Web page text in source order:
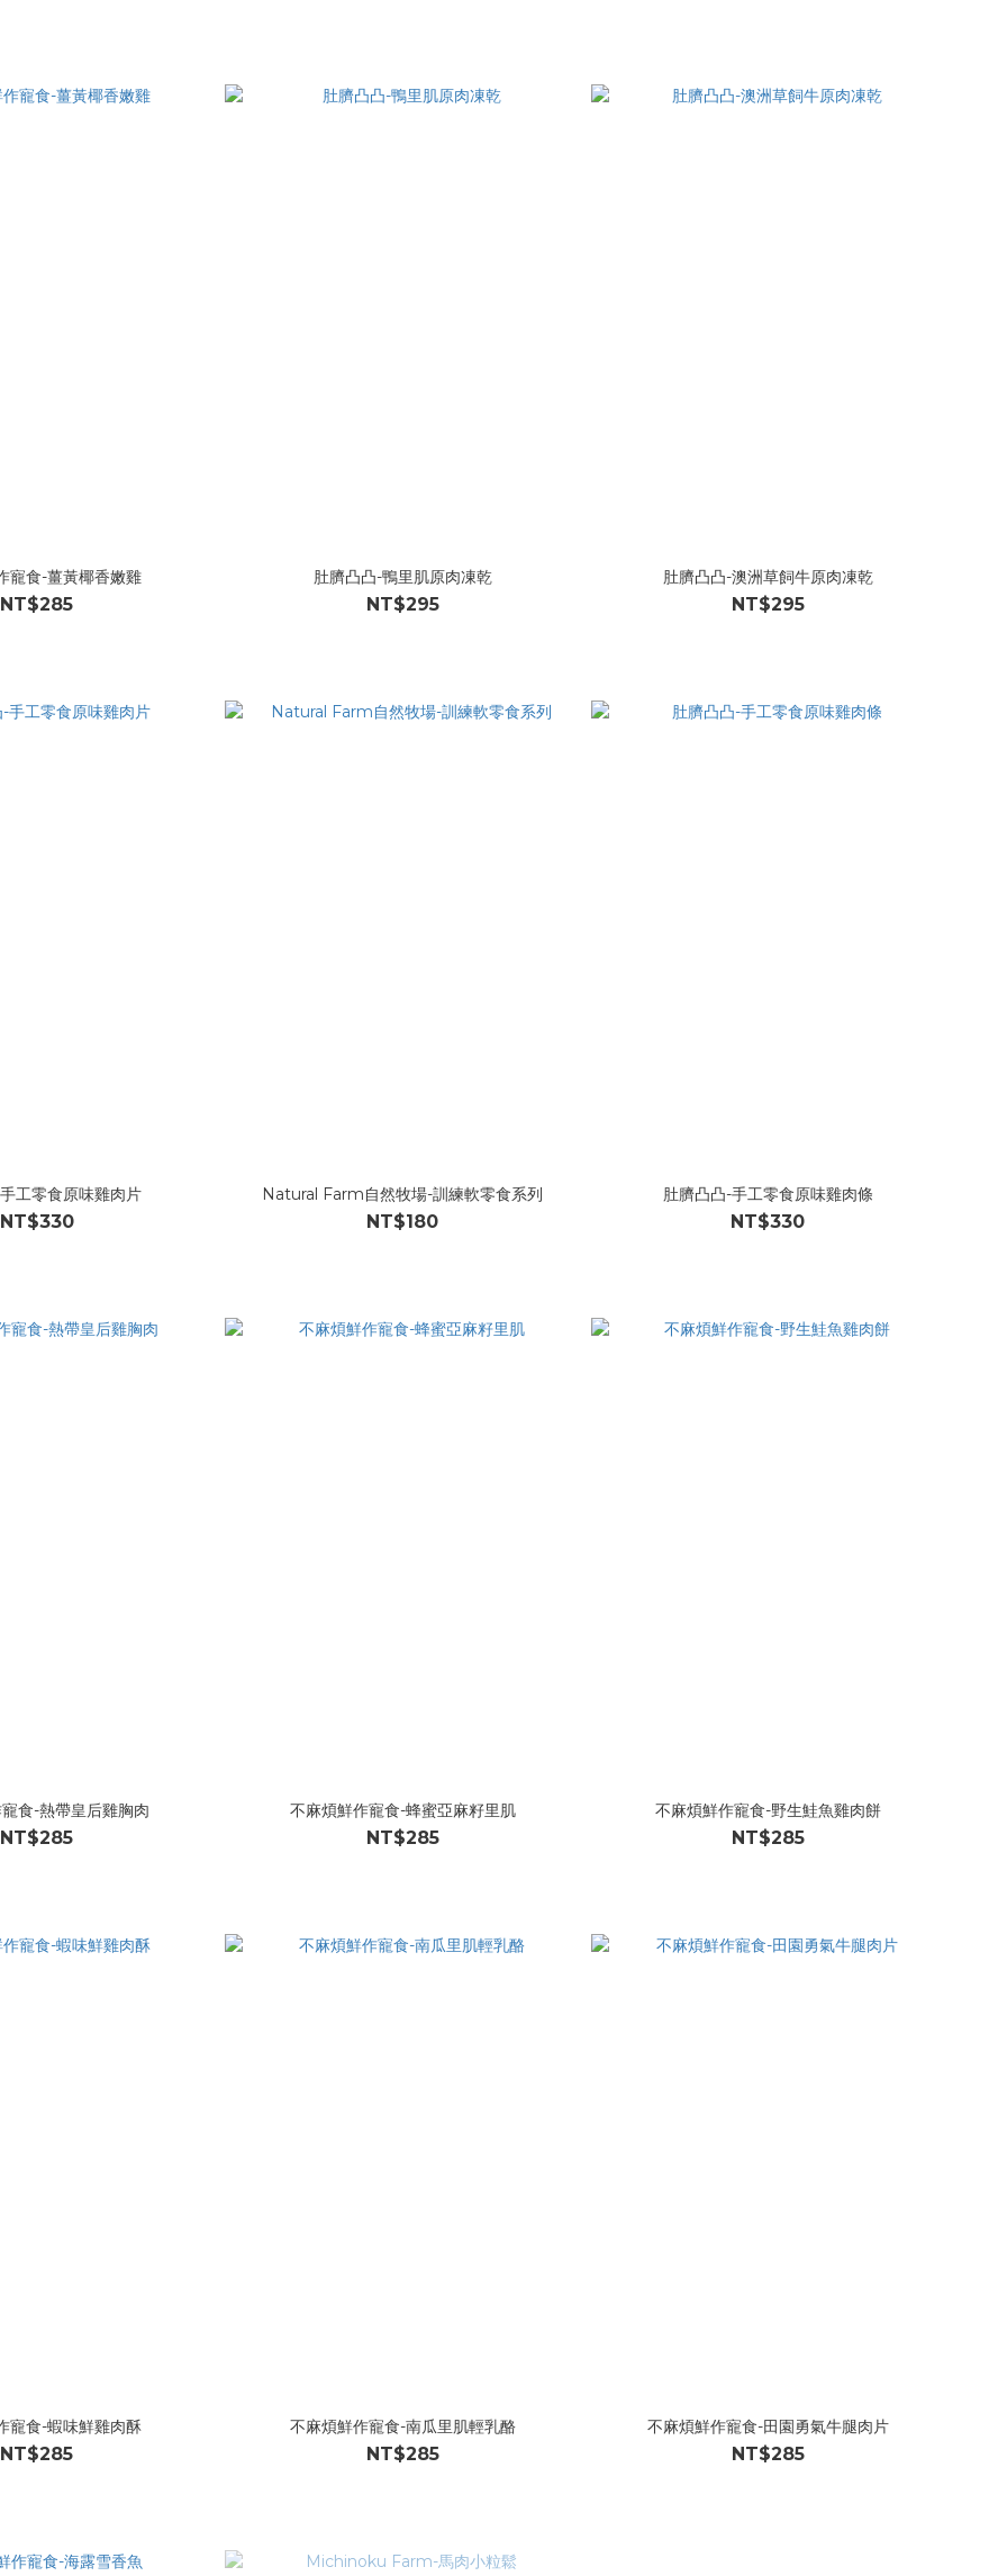
寵食-薑黃椰香嫩雞
NT$285
肚臍凸凸-鴨里肌原肉凍乾
NT$295
肚臍凸凸-澳洲草飼牛原肉凍乾
NT$295
工零食原味雞肉片
NT$330
Natural Farm自然牧場-訓練軟零食系列
NT$180
肚臍凸凸-手工零食原味雞肉條
NT$330
食-熱帶皇后雞胸肉
NT$285
不麻煩鮮作寵食-蜂蜜亞麻籽里肌
NT$285
不麻煩鮮作寵食-野生鮭魚雞肉餅
NT$285
寵食-蝦味鮮雞肉酥
NT$285
不麻煩鮮作寵食-南瓜里肌輕乳酪
NT$285
不麻煩鮮作寵食-田園勇氣牛腿肉片
NT$285